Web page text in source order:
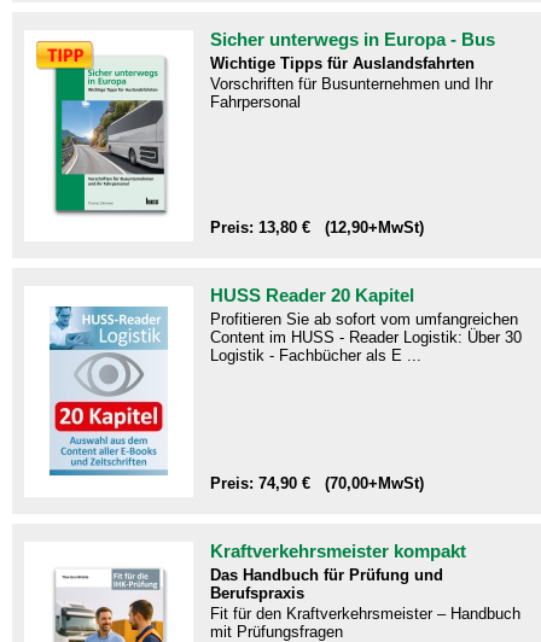
Sicher unterwegs in Europa - Bus
Wichtige Tipps für Auslandsfahrten
Vorschriften für Busunternehmen und Ihr
Fahrpersonal
Preis: 13,80 € (12,90+MwSt)
HUSS Reader 20 Kapitel
Profitieren Sie ab sofort vom umfangreichen
Content im HUSS - Reader Logistik: Über 30
Logistik - Fachbücher als E ...
Preis: 74,90 € (70,00+MwSt)
Kraftverkehrsmeister kompakt
Das Handbuch für Prüfung und
Berufspraxis
Fit für den Kraftverkehrsmeister – Handbuch
mit Prüfungsfragen​